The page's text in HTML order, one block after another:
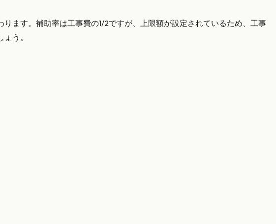
ます。補助率は工事費の1/2ですが、上限額が設定されているため、工事
う。